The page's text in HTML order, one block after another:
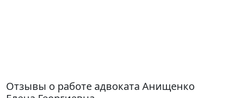
Отзывы о работе адвоката Анищенко